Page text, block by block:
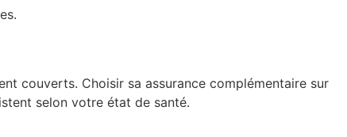
couverts. Choisir sa assurance complémentaire sur
selon votre état de santé.